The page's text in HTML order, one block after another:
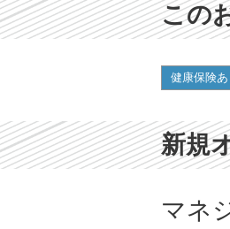
この
健康保険あ
新規
マネ